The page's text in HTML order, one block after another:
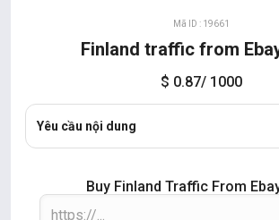
Mã ID : 19661
Finland traffic from
$ 0.87/ 1000
Yêu cầu nội dung
Buy Finland Traffic From